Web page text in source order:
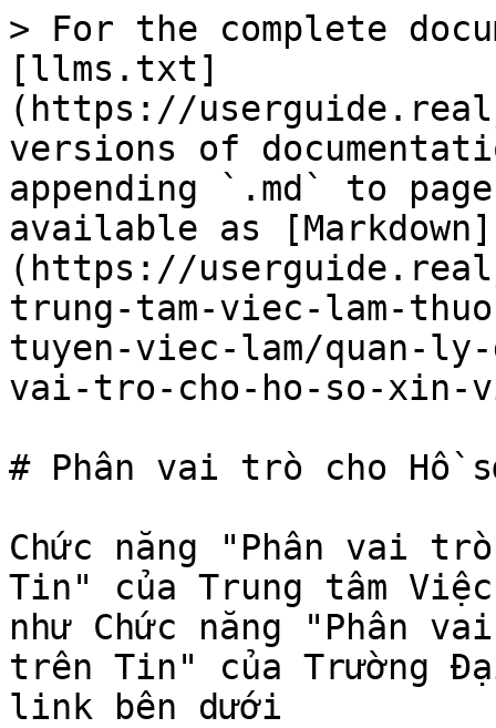
> For the complete
[llms.txt]
(https://
versions of
appending `.md` to
available as [Markdown]
(https://
trung-tam-viec-lam-
tuyen-viec-lam/quan-
vai-tro-cho-ho-so-xin-
# Phân vai trò cho Hồ
Chức năng "Phân vai
Tin" của Trung tâm
như Chức năng "Phân
trên Tin" của Trường
link bên dưới